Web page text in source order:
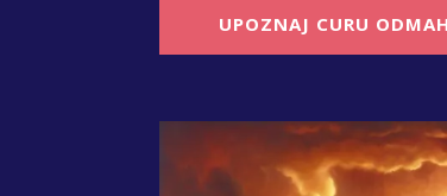
UPOZNAJ CURU ODMAH